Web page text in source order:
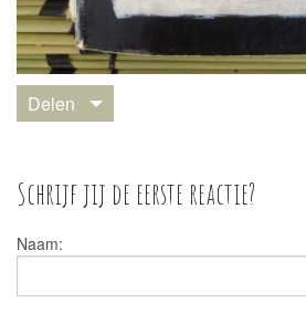
Delen
Schrijf jij de eerste reactie?
Naam: